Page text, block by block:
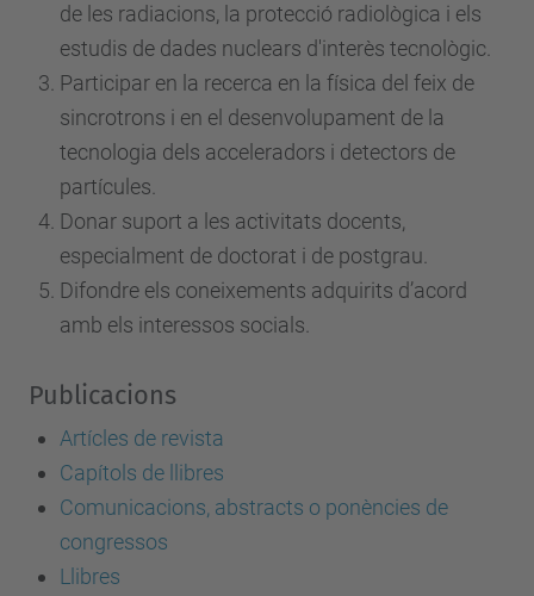
de les radiacions, la protecció radiològica i els
estudis de dades nuclears d'interès tecnològic.
Participar en la recerca en la física del feix de
sincrotrons i en el desenvolupament de la
tecnologia dels acceleradors i detectors de
partícules.
Donar suport a les activitats docents,
especialment de doctorat i de postgrau.
Difondre els coneixements adquirits d’acord
amb els interessos socials.
Publicacions
Artícles de revista
Capítols de llibres
Comunicacions, abstracts o ponències de
congressos
Llibres